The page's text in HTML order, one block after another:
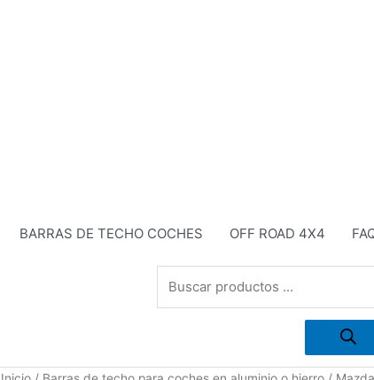
BARRAS DE TECHO COCHES OFF ROAD 4X4
Búsqueda